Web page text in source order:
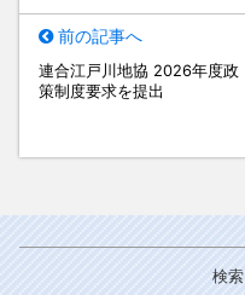
前の記事へ
連合江戸川地協 2026年度政
策制度要求を提出
検索